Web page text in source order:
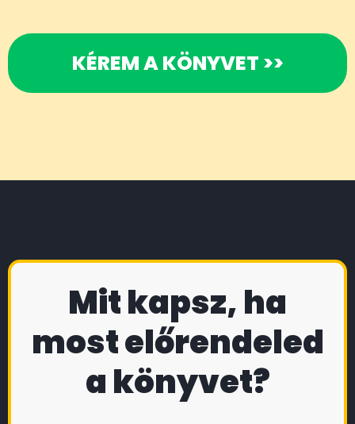
KÉREM A KÖNYVET >>
Mit kapsz, ha
most előrendeled
a könyvet?